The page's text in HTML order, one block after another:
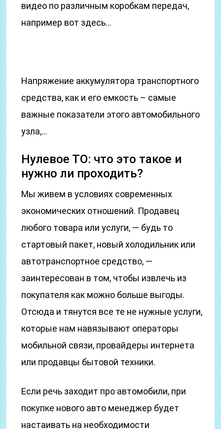
видео по различным коробкам передач,
например вот здесь…
Напряжение аккумулятора транспортного
средства, как и его емкость – самые
важные показатели этого автомобильного
узла,…
Нулевое ТО: что это такое и
нужно ли проходить?
Мы живем в условиях современных
экономических отношений. Продавец
любого товара или услуги, — будь то
стартовый пакет, новый холодильник или
автотранспортное средство, —
заинтересован в том, чтобы извлечь из
покупателя как можно больше выгоды.
Отсюда и тянутся все те не нужные услуги,
которые нам навязывают операторы
мобильной связи, провайдеры интернета
или продавцы бытовой техники.
Если речь заходит про автомобили, при
покупке нового авто менеджер будет
настаивать на необходимости